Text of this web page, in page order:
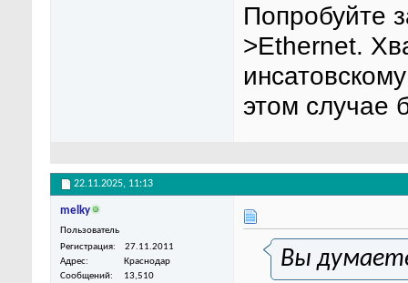
Попробуйте
>Ethernet.
этом случае
22.11.2025, 11:13
melky
Пользователь
Регистрация
27.11.2011
Адрес
Краснодар
Сообщений
13,510
Вы